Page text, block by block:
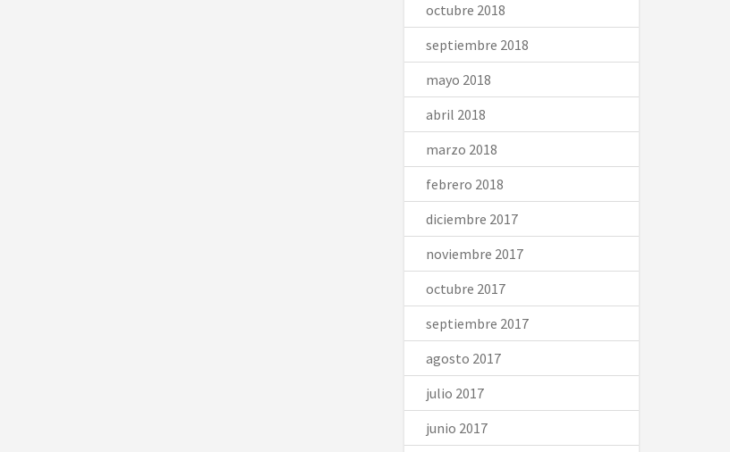
octubre 2018
septiembre 2018
mayo 2018
abril 2018
marzo 2018
febrero 2018
diciembre 2017
noviembre 2017
octubre 2017
septiembre 2017
agosto 2017
julio 2017
junio 2017